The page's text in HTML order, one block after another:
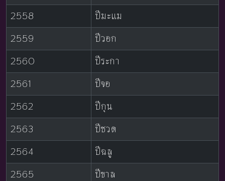
2558
ปีมะแม
2559
ปีวอก
2560
ปีระกา
2561
ปีจอ
2562
ปีกุน
2563
ปีชวด
2564
ปีฉลู
2565
ปีขาล